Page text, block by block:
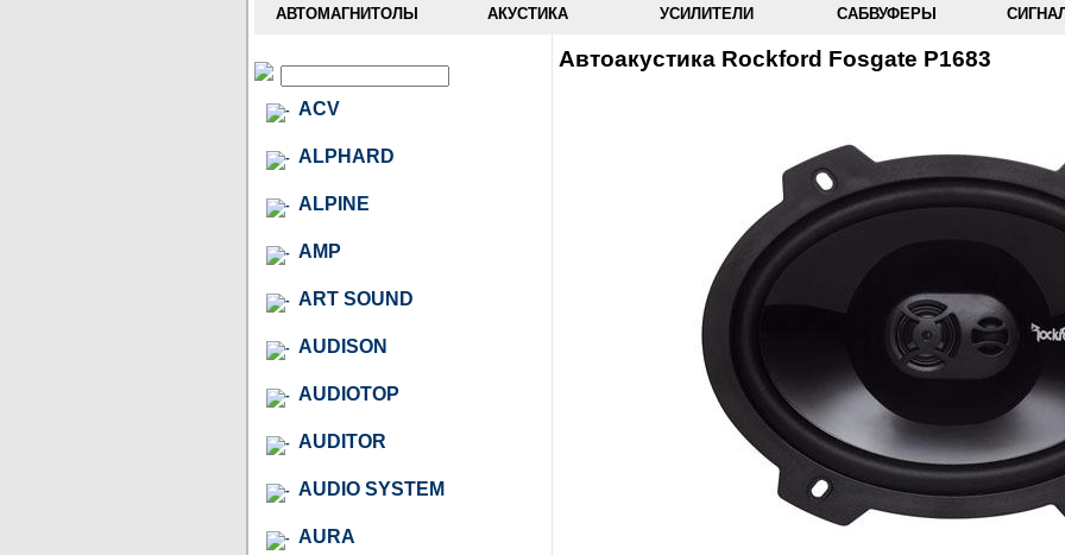
АВТОМАГНИТОЛЫ АКУСТИКА УСИЛИТЕЛИ САБВУФЕРЫ
ACV
ALPHARD
ALPINE
AMP
ART SOUND
AUDISON
AUDIOTOP
AUDITOR
AUDIO SYSTEM
AURA
Автоакустика Rockford Fosgate P1683